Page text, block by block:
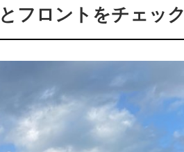
フロントをチェック